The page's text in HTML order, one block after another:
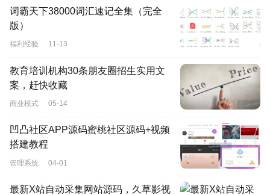
词霸天下38000词汇速记全集（完全
版）
福利经验 11-13
教育培训机构30条朋友圈招生实用文
案，赶快收藏
商业模式 05-14
凹凸社区APP源码蜜桃社区源码+视频
搭建教程
管理系统 04-01
最新X站自动采集网站源码，久草影视